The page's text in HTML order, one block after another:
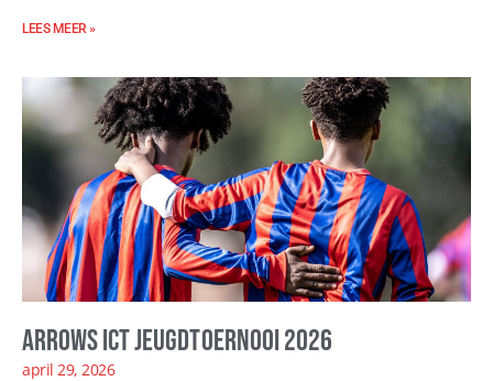
LEES MEER »
Arrows ICT Jeugdtoernooi 2026
april 29, 2026